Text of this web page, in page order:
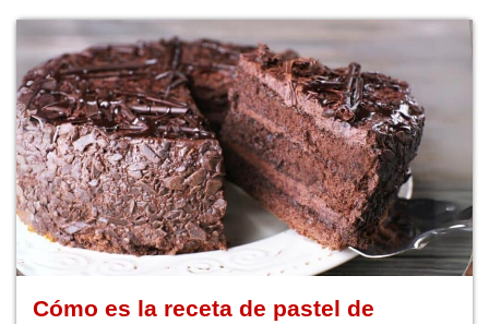
Cómo es la receta de pastel de